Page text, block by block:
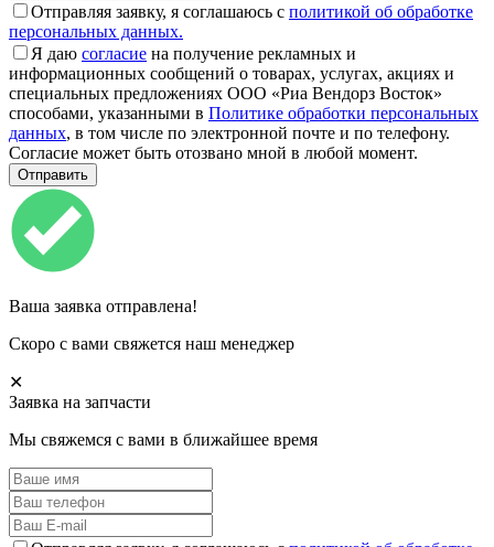
Отправляя заявку, я соглашаюсь с политикой об обработке
персональных данных.
Я даю согласие на получение рекламных и
информационных сообщений о товарах, услугах, акциях и
специальных предложениях ООО «Риа Вендорз Восток»
способами, указанными в Политике обработки персональных
данных, в том числе по электронной почте и по телефону.
Согласие может быть отозвано мной в любой момент.
Ваша заявка отправлена!
Скоро с вами свяжется наш менеджер
✕
Заявка на запчасти
Мы свяжемся с вами в ближайшее время